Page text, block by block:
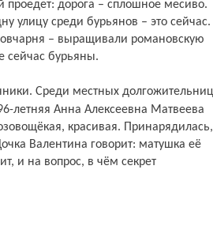
проедет: дорога – сплошное месиво.
улицу среди бурьянов – это сейчас.
– выращивали романовскую
сейчас бурьяны.
летняя Анна Алексеевна Матвеева
красивая. Принарядилась,
Валентина говорит: матушка её
и на вопрос, в чём секрет